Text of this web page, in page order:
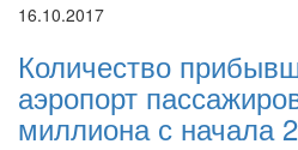
16.10.2017
Количество
аэропорт
миллиона с начала